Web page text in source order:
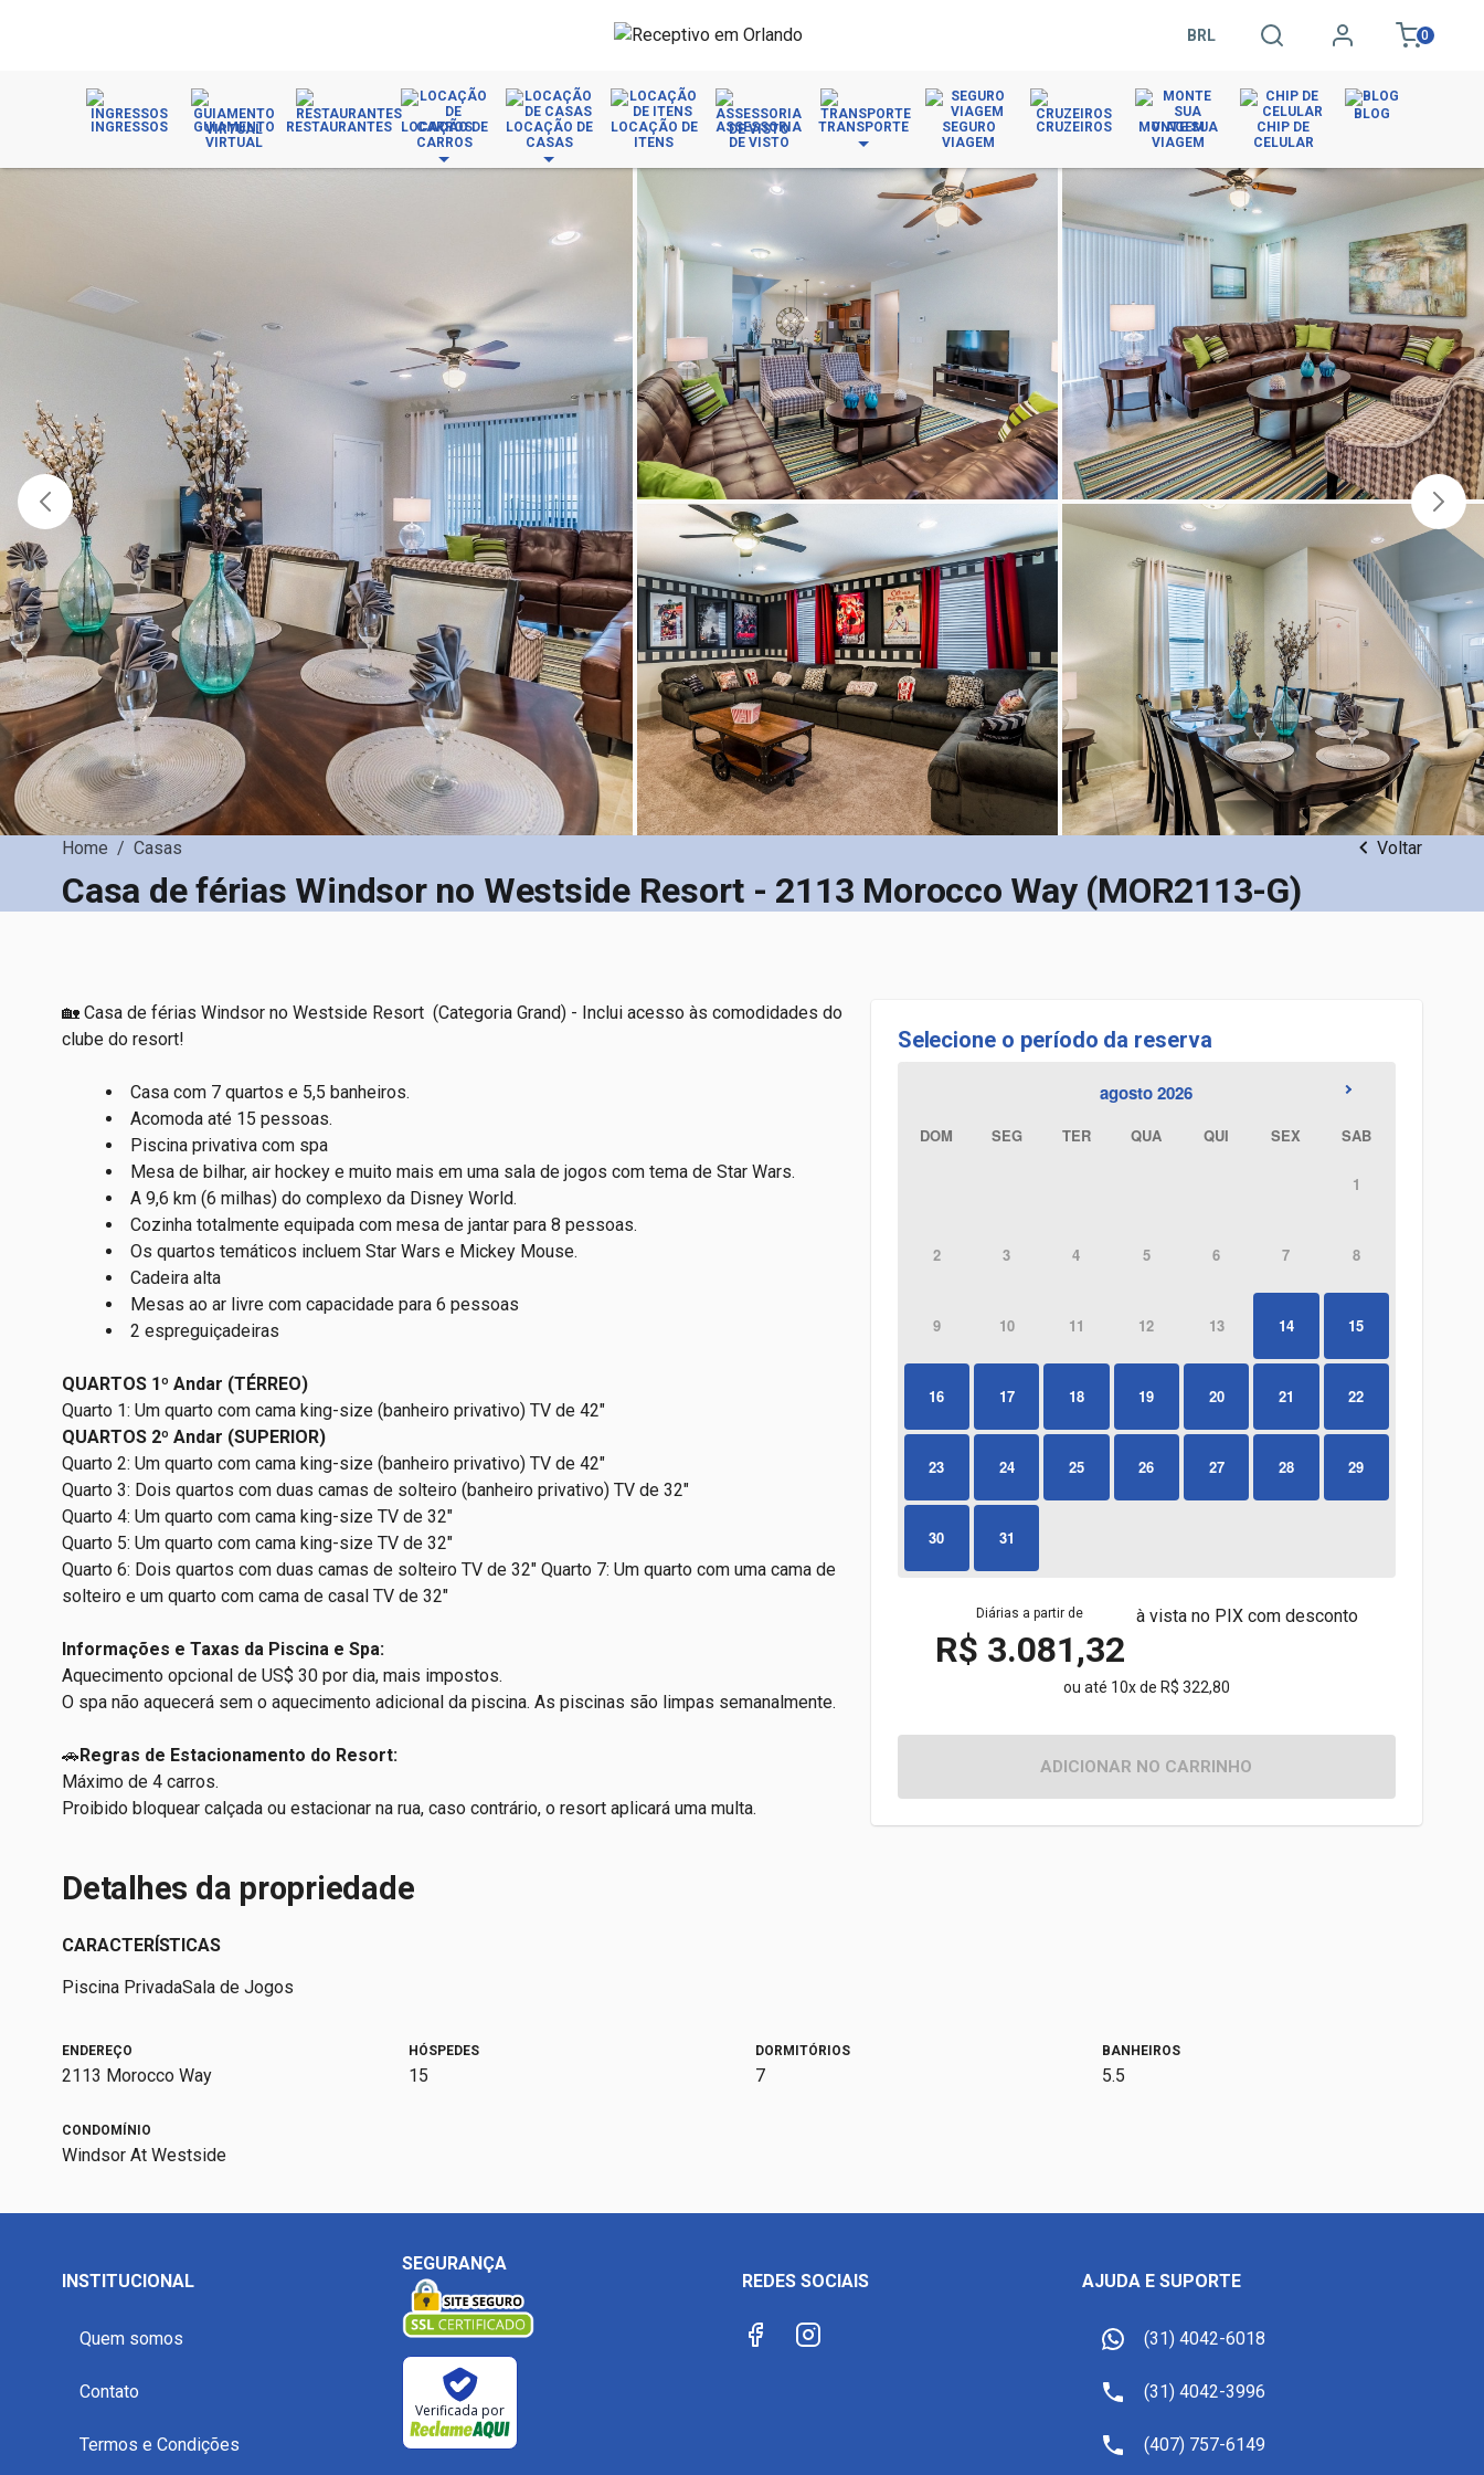
BRL 0
INGRESSOS
GUIAMENTO
VIRTUAL
RESTAURANTES
LOCAÇÃO DE
CARROS
LOCAÇÃO DE
CASAS
LOCAÇÃO DE
ITENS
ASSESSORIA
DE VISTO
TRANSPORTE
SEGURO
VIAGEM
CRUZEIROS
MONTE SUA
VIAGEM
CHIP DE
CELULAR
BLOG
Home / Casas Voltar
Casa de férias Windsor no Westside Resort - 2113 Morocco Way (MOR2113-G)
🏡 Casa de férias Windsor no Westside Resort (Categoria Grand) - Inclui acesso às comodidades do
clube do resort!
Casa com 7 quartos e 5,5 banheiros.
Acomoda até 15 pessoas.
Piscina privativa com spa
Mesa de bilhar, air hockey e muito mais em uma sala de jogos com tema de Star Wars.
A 9,6 km (6 milhas) do complexo da Disney World.
Cozinha totalmente equipada com mesa de jantar para 8 pessoas.
Os quartos temáticos incluem Star Wars e Mickey Mouse.
Cadeira alta
Mesas ao ar livre com capacidade para 6 pessoas
2 espreguiçadeiras
QUARTOS 1º Andar (TÉRREO)
Quarto 1: Um quarto com cama king-size (banheiro privativo) TV de 42"
QUARTOS 2º Andar (SUPERIOR)
Quarto 2: Um quarto com cama king-size (banheiro privativo) TV de 42"
Quarto 3: Dois quartos com duas camas de solteiro (banheiro privativo) TV de 32"
Quarto 4: Um quarto com cama king-size TV de 32"
Quarto 5: Um quarto com cama king-size TV de 32"
Quarto 6: Dois quartos com duas camas de solteiro TV de 32" Quarto 7: Um quarto com uma cama de
solteiro e um quarto com cama de casal TV de 32"
Informações e Taxas da Piscina e Spa:
Aquecimento opcional de US$ 30 por dia, mais impostos.
O spa não aquecerá sem o aquecimento adicional da piscina. As piscinas são limpas semanalmente.
🚗Regras de Estacionamento do Resort:
Máximo de 4 carros.
Proibido bloquear calçada ou estacionar na rua, caso contrário, o resort aplicará uma multa.
Selecione o período da reserva
agosto 2026
DOM SEG TER QUA QUI SEX SAB
1
2 3 4 5 6 7 8
9 10 11 12 13 14 15
16 17 18 19 20 21 22
23 24 25 26 27 28 29
30 31
Diárias a partir de
R$ 3.081,32
à vista no PIX com desconto
ou até 10x de R$ 322,80
ADICIONAR NO CARRINHO
Detalhes da propriedade
CARACTERÍSTICAS
Piscina PrivadaSala de Jogos
ENDEREÇO
2113 Morocco Way
HÓSPEDES
15
DORMITÓRIOS
7
BANHEIROS
5.5
CONDOMÍNIO
Windsor At Westside
INSTITUCIONAL
Quem somos
Contato
Termos e Condições
SEGURANÇA
Verificada por
REDES SOCIAIS AJUDA E SUPORTE
(31) 4042-6018
(31) 4042-3996
(407) 757-6149